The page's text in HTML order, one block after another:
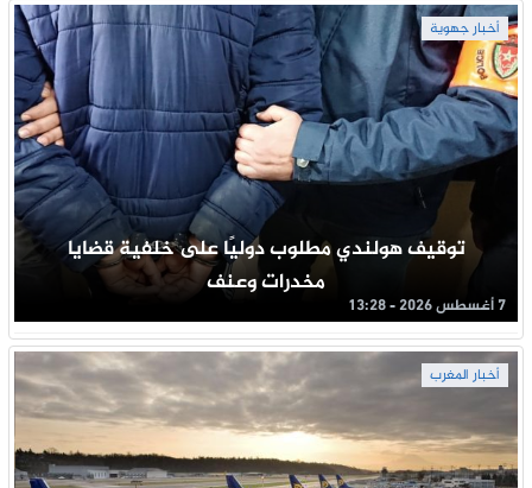
أخبار جهوية
توقيف هولندي مطلوب دوليًا على خلفية قضايا
مخدرات وعنف
7 أغسطس 2026 - 13:28
أخبار المغرب